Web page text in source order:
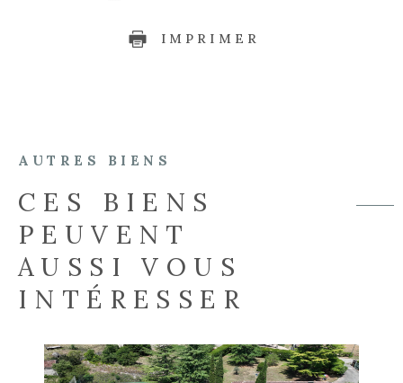
IMPRIMER
AUTRES BIENS
CES BIENS
PEUVENT
AUSSI VOUS
INTÉRESSER